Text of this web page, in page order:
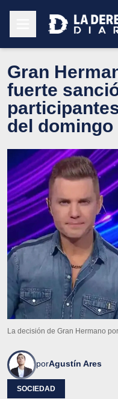
Gran
fuerte
del domingo
La decisión de Gran Hermano
porAgustín Ares
SOCIEDAD